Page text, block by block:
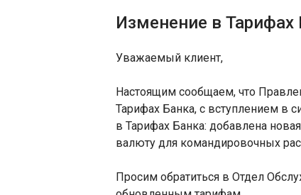
Изменение в Тарифах
Уважаемый клиент,
Настоящим сообщаем, что
Тарифах Банка, с вступлением в
в Тарифах Банка: добавлена
валюту для командировочных
Просим обратиться в Отдел